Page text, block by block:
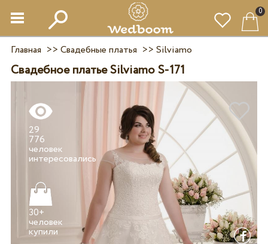
0
Главная >> Свадебные платья >> Silviamo
Свадебное платье Silviamo S-171
29
776
человек
30+
человек